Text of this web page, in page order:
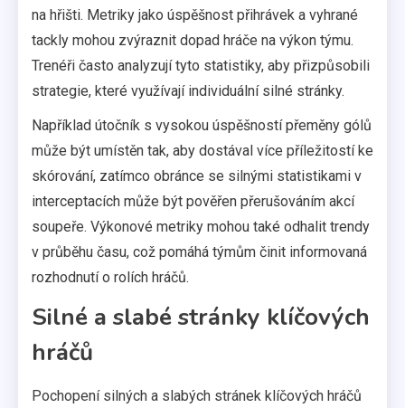
na hřišti. Metriky jako úspěšnost přihrávek a vyhrané
tackly mohou zvýraznit dopad hráče na výkon týmu.
Trenéři často analyzují tyto statistiky, aby přizpůsobili
strategie, které využívají individuální silné stránky.
Například útočník s vysokou úspěšností přeměny gólů
může být umístěn tak, aby dostával více příležitostí ke
skórování, zatímco obránce se silnými statistikami v
interceptacích může být pověřen přerušováním akcí
soupeře. Výkonové metriky mohou také odhalit trendy
v průběhu času, což pomáhá týmům činit informovaná
rozhodnutí o rolích hráčů.
Silné a slabé stránky klíčových
hráčů
Pochopení silných a slabých stránek klíčových hráčů